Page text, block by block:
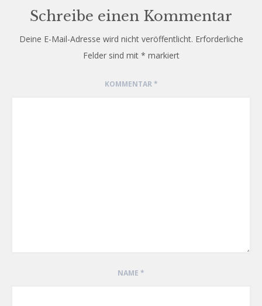
Schreibe einen Kommentar
Deine E-Mail-Adresse wird nicht veröffentlicht. Erforderliche
Felder sind mit * markiert
KOMMENTAR*
NAME *